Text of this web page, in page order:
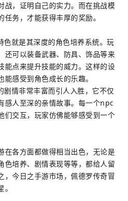
战，证明自己的实力。而在挑战模
务，才能获得丰厚的奖励。
色就是其深度的角色培养系统。玩
还可以装备武器、防具、饰品等来
能点来提升技能的威力。这样的设
感受到角色成长的乐趣。
情非常丰富而引人入胜，它不仅
感人至深的亲情故事。每一个npc
们交互，玩家仿佛能够感受到一个
在各方面都做得相当出色，无论是
色培养、剧情表现等等，都给人留
，今日之手游市场，佩德罗传奇冒